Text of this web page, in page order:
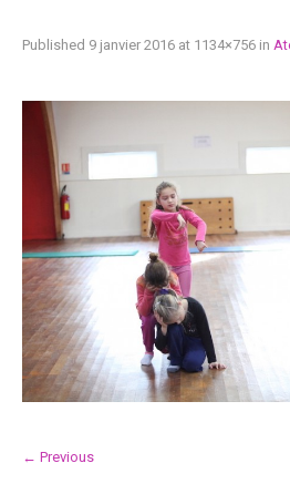
Published 9 janvier 2016 at 1134×756 in
← Previous